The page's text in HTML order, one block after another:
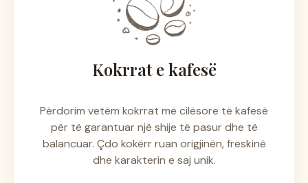
Kokrrat e kafesë
Përdorim vetëm kokrrat më cilësore të kafesë
për të garantuar një shije të pasur dhe të
balancuar. Çdo kokërr ruan origjinën, freskinë
dhe karakterin e saj unik.